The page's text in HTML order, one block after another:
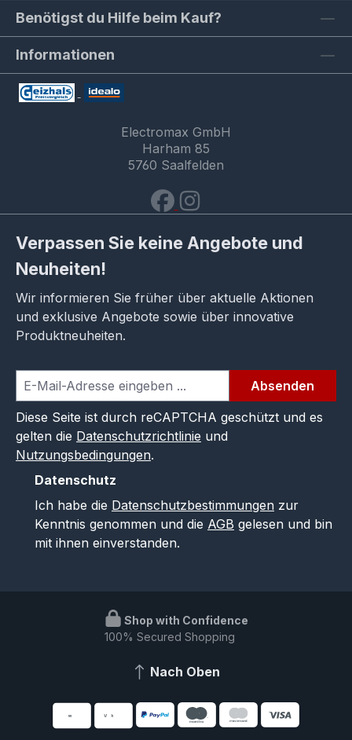
Benötigst du Hilfe beim Kauf?
Informationen
Electromax GmbH
Harham 85
5760 Saalfelden
Verpassen Sie keine Angebote und
Neuheiten!
Wir informieren Sie früher über aktuelle Aktionen
und exklusive Angebote sowie über innovative
Produktneuheiten.
Absenden
Diese Seite ist durch reCAPTCHA geschützt und es
gelten die Datenschutzrichtlinie und
Nutzungsbedingungen.
Datenschutz
Ich habe die Datenschutzbestimmungen zur
Kenntnis genommen und die AGB gelesen und bin
mit ihnen einverstanden.
Shop with Confidence
100% Secured Shopping
Nach Oben